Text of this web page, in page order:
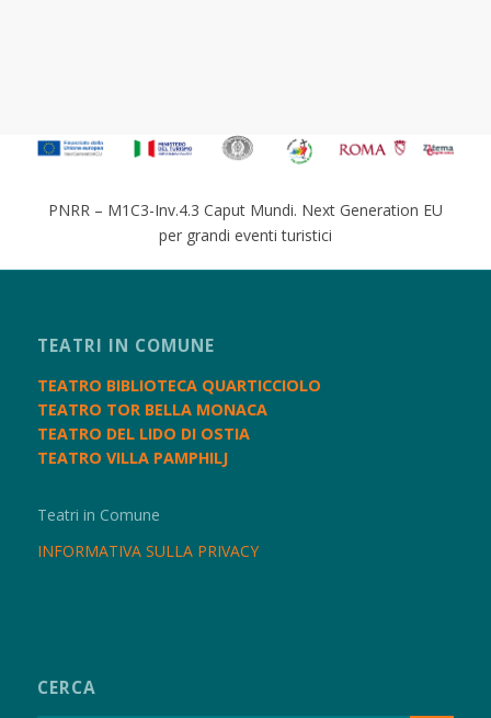
PNRR – M1C3-Inv.4.3 Caput Mundi. Next Generation EU
per grandi eventi turistici
TEATRI IN COMUNE
TEATRO BIBLIOTECA QUARTICCIOLO
TEATRO TOR BELLA MONACA
TEATRO DEL LIDO DI OSTIA
TEATRO VILLA PAMPHILJ
Teatri in Comune
INFORMATIVA SULLA PRIVACY
CERCA